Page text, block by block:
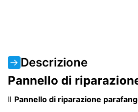
Descrizione
Pannello di
Il Pannello di riparazione